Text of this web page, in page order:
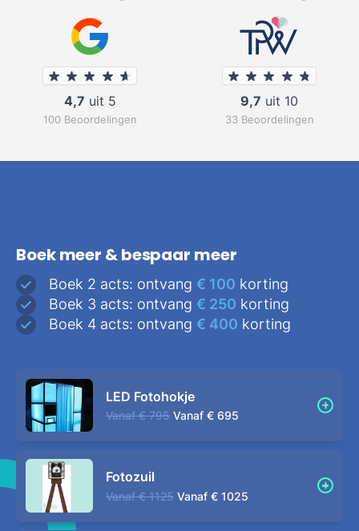
4,7 uit 5
100 Beoordelingen
9,7 uit 10
33 Beoordelingen
Boek meer & bespaar meer
Boek 2 acts: ontvang € 100 korting
Boek 3 acts: ontvang € 250 korting
Boek 4 acts: ontvang € 400 korting
LED Fotohokje
Vanaf € 795 Vanaf € 695
Fotozuil
Vanaf € 1125 Vanaf € 1025